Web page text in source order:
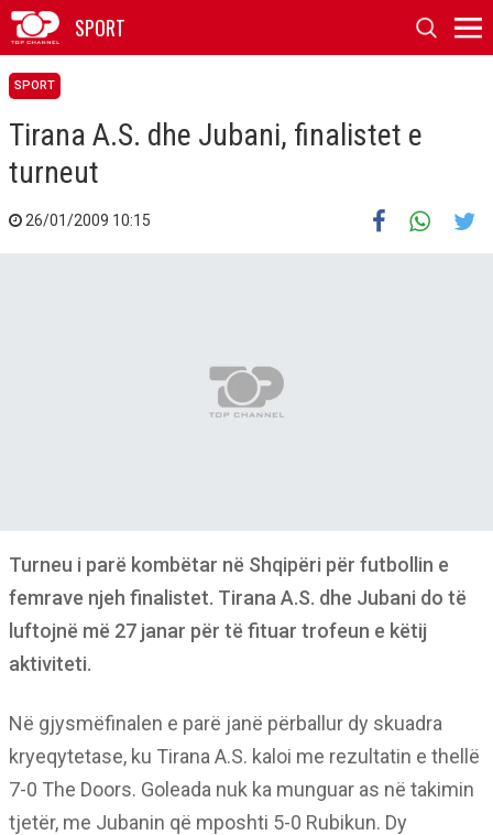
SPORT
SPORT
Tirana A.S. dhe Jubani, finalistet e
turneut
26/01/2009 10:15
Turneu i parë kombëtar në Shqipëri për futbollin e
femrave njeh finalistet. Tirana A.S. dhe Jubani do të
luftojnë më 27 janar për të fituar trofeun e këtij
aktiviteti.
Në gjysmëfinalen e parë janë përballur dy skuadra
kryeqytetase, ku Tirana A.S. kaloi me rezultatin e thellë
7-0 The Doors. Goleada nuk ka munguar as në takimin
tjetër, me Jubanin që mposhti 5-0 Rubikun. Dy